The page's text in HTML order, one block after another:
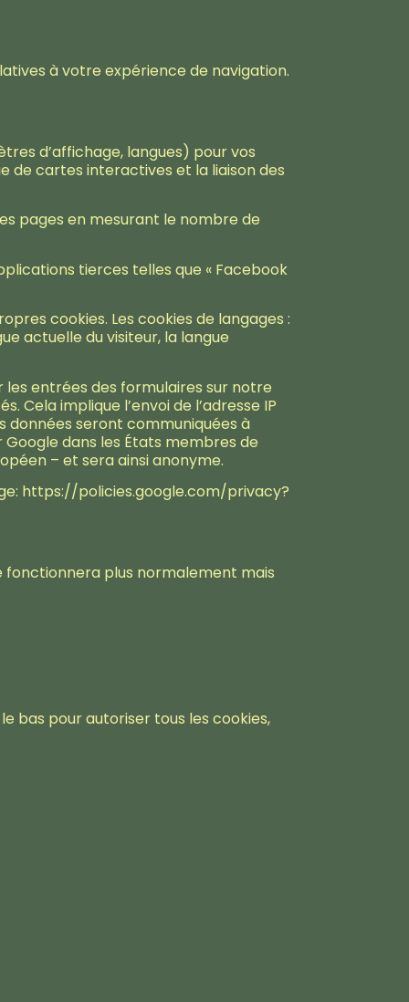
à votre expérience de navigation.
d’affichage, langues) pour vos
de cartes interactives et la liaison des
pages en mesurant le nombre de
tierces telles que « Facebook
cookies. Les cookies de langages :
actuelle du visiteur, la langue
les entrées des formulaires sur notre
Cela implique l’envoi de l’adresse IP
données seront communiquées à
dans les États membres de
– et sera ainsi anonyme.
https://policies.google.com/privacy?
fonctionnera plus normalement mais
bas pour autoriser tous les cookies,